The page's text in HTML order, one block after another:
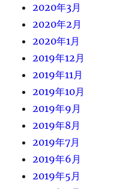
2020年3月
2020年2月
2020年1月
2019年12月
2019年11月
2019年10月
2019年9月
2019年8月
2019年7月
2019年6月
2019年5月